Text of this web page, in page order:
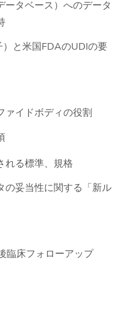
ータベース）へのデータ
と米国FDAのUDIの要
ァイドボディの役割
る標準、規格
の妥当性に関する「新ル
臨床フォローアップ